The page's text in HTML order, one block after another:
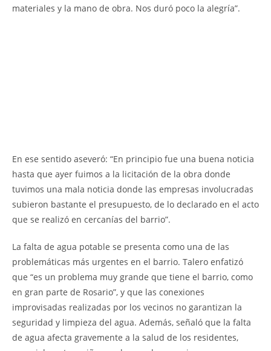
materiales y la mano de obra. Nos duró poco la alegría”.
En ese sentido aseveró: “En principio fue una buena noticia
hasta que ayer fuimos a la licitación de la obra donde
tuvimos una mala noticia donde las empresas involucradas
subieron bastante el presupuesto, de lo declarado en el acto
que se realizó en cercanías del barrio”.
La falta de agua potable se presenta como una de las
problemáticas más urgentes en el barrio. Talero enfatizó
que “es un problema muy grande que tiene el barrio, como
en gran parte de Rosario”, y que las conexiones
improvisadas realizadas por los vecinos no garantizan la
seguridad y limpieza del agua. Además, señaló que la falta
de agua afecta gravemente a la salud de los residentes,